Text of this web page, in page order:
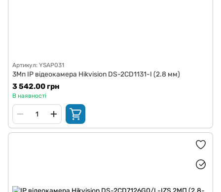
Артикул: YSAP031
3Мп IP відеокамера Hikvision DS-2CD1131-I (2.8 мм)
3 542.00 грн
В наявності